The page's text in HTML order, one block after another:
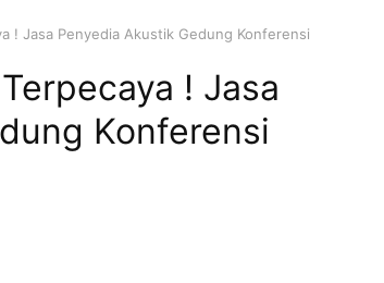
! Jasa Penyedia Akustik Gedung Konferensi
! Jasa
Konferensi